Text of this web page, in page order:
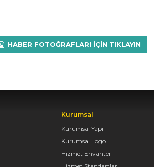
HABER FOTOĞRAFLARI IÇIN TIKLAYIN
Kurumsal
Kurumsal Yapı
Kurumsal Logo
Hizmet Envanteri